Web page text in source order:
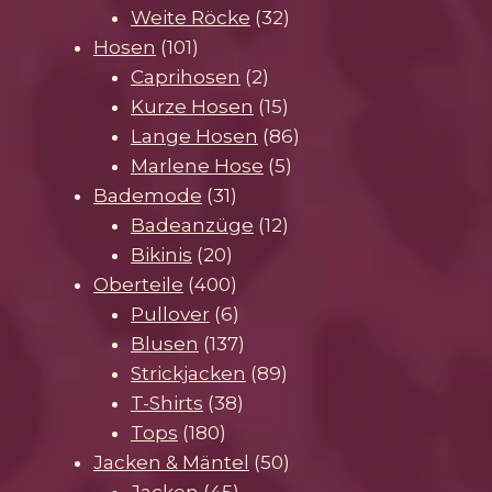
Produkte
Weite Röcke 3232
Hosen 101101
Produkte
Caprihosen 22
Produkte
Kurze Hosen 1515
Produkte
Lange Hosen 8686
Marlene Hose 55
Bademode 3131
Produkte
Badeanzüge 1212
Bikinis 2020
Produkte
Oberteile 400400
Produkte
Pullover 66
Produkte
Blusen 137137
Produkte
Strickjacken 8989
T-Shirts 3838
Tops 180180
Produkte
Jacken & Mäntel 5050